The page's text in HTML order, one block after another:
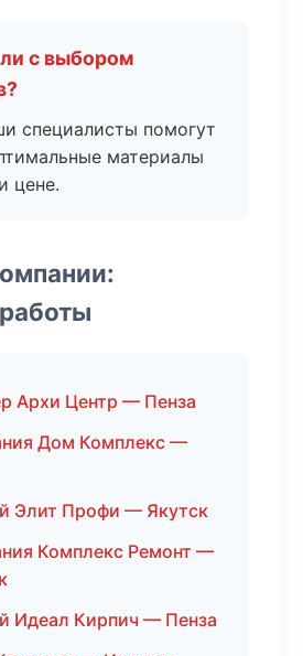
с выбором
специалисты помогут
материалы
цене.
Архи Центр — Пенза
Дом Комплекс —
Элит Профи — Якутск
Комплекс Ремонт —
Идеал Кирпич — Пенза